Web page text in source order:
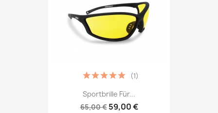
Sportbrille Für...
65,00 € 59,00 €
(1)